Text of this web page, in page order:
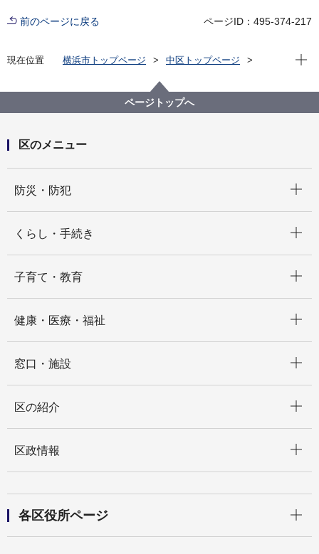
前のページに戻る ページID：495-374-217
現在位置 横浜市トップページ
中区トップページ
宣传报横滨・中区版（～2023）
７月 在附近的设施寻找快乐！
現在
ページトップへ
区のメニュー
防災・防犯
くらし・手続き
子育て・教育
健康・医療・福祉
窓口・施設
区の紹介
区政情報
各区役所ページ